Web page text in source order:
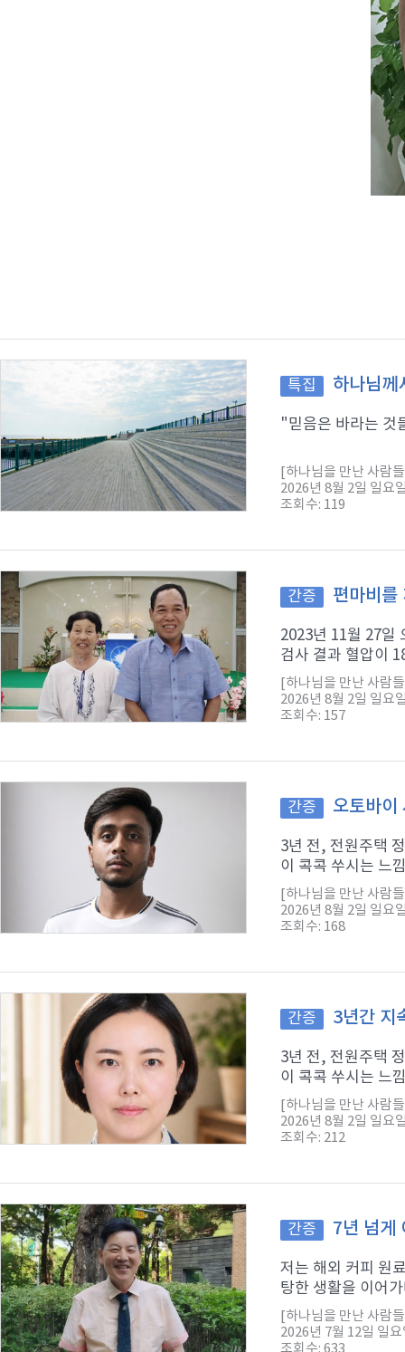
특집 하나님께
"믿음은 바라는 것
[하나님을 만난 사람
2026년 8월 2일 일요
조회수: 119
간증 편마비를
2023년 11월 27일
검사 결과 혈압이
[하나님을 만난 사람
2026년 8월 2일 일요
조회수: 157
간증 오토바이
3년 전, 전원주택
이 콕콕 쑤시는 느
[하나님을 만난 사람
2026년 8월 2일 일요
조회수: 168
간증 3년간 지
3년 전, 전원주택
이 콕콕 쑤시는 느
[하나님을 만난 사람
2026년 8월 2일 일요
조회수: 212
간증 7년 넘게
저는 해외 커피 원
탕한 생활을 이어
[하나님을 만난 사람
2026년 7월 12일 일요
조회수: 633